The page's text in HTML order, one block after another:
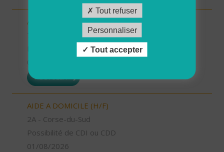
AIDE A DOMICILE (H/F)
74 - Haute-Savoie
Possibilité de CDI ou CDD
POSTULER
AIDE A DOMICILE (H/F)
2A - Corse-du-Sud
Possibilité de CDI ou CDD
01/08/2026
Tout refuser
Personnaliser
Tout accepter